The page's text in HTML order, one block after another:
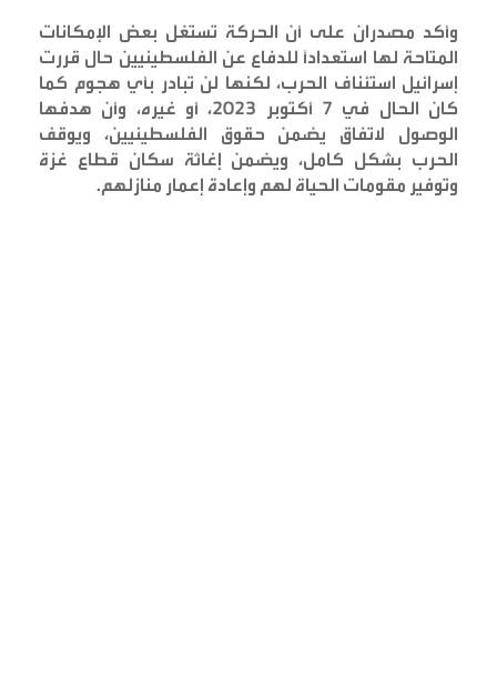
وأكد مصدران على أن الحركة تستغل بعض الإمكانات
المتاحة لها استعداداً للدفاع عن الفلسطينيين حال قررت
إسرائيل استئناف الحرب، لكنها لن تبادر بأي هجوم كما
كان الحال في 7 أكتوبر 2023، أو غيره، وأن هدفها
الوصول لاتفاق يضمن حقوق الفلسطينيين، ويوقف
الحرب بشكل كامل، ويضمن إغاثة سكان قطاع غزة
وتوفير مقومات الحياة لهم وإعادة إعمار منازلهم.